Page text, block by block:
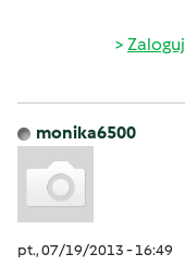
Zaloguj
monika6500
pt., 07/19/2013 - 16:49